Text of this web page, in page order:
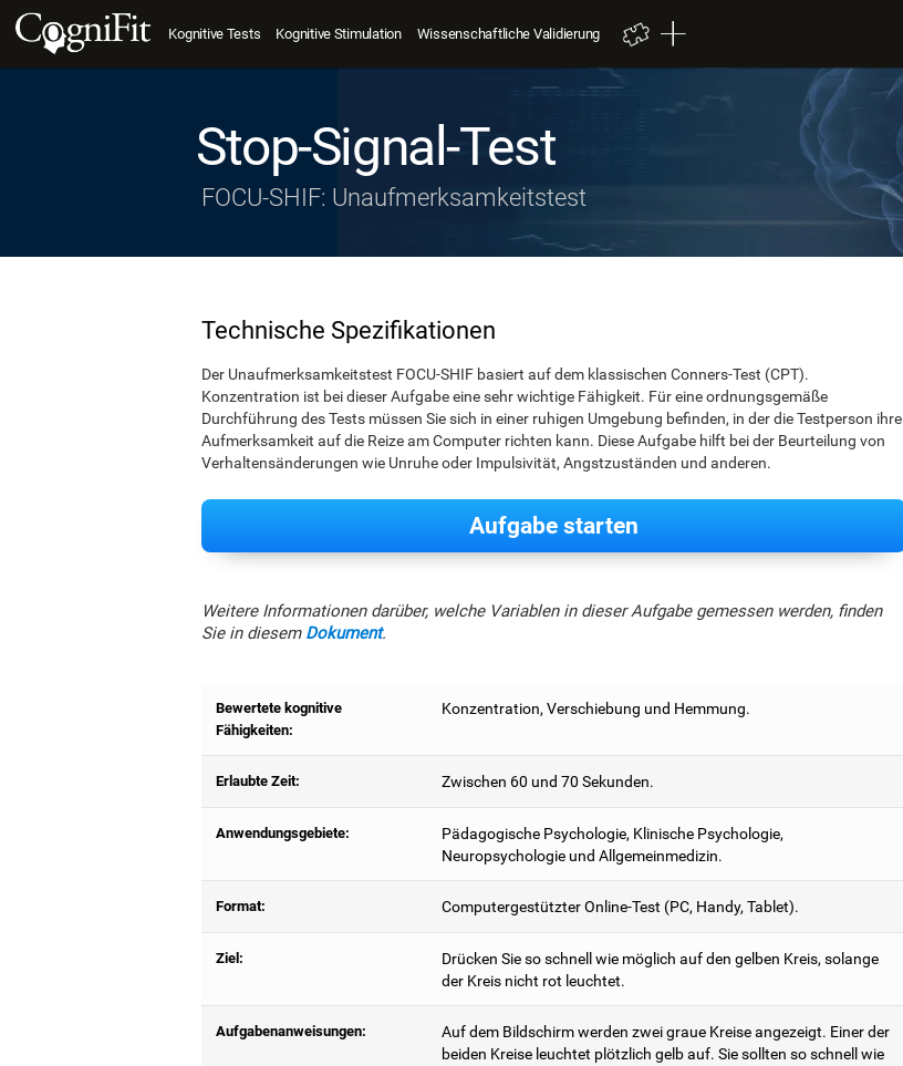
Kognitive Tests Kognitive Stimulation Wissenschaftliche Validierung
Stop-Signal-Test
FOCU-SHIF: Unaufmerksamkeitstest
Technische Spezifikationen
Der Unaufmerksamkeitstest FOCU-SHIF basiert auf dem klassischen Conners-Test (CPT).
Konzentration ist bei dieser Aufgabe eine sehr wichtige Fähigkeit. Für eine ordnungsgemäße
Durchführung des Tests müssen Sie sich in einer ruhigen Umgebung befinden, in der die Testperson ihre
Aufmerksamkeit auf die Reize am Computer richten kann. Diese Aufgabe hilft bei der Beurteilung von
Verhaltensänderungen wie Unruhe oder Impulsivität, Angstzuständen und anderen.
Aufgabe starten
Weitere Informationen darüber, welche Variablen in dieser Aufgabe gemessen werden, finden
Sie in diesem Dokument.
Bewertete kognitive
Fähigkeiten:
Konzentration, Verschiebung und Hemmung.
Erlaubte Zeit: Zwischen 60 und 70 Sekunden.
Anwendungsgebiete:
Pädagogische Psychologie, Klinische Psychologie,
Neuropsychologie und Allgemeinmedizin.
Format: Computergestützter Online-Test (PC, Handy, Tablet).
Ziel:
Drücken Sie so schnell wie möglich auf den gelben Kreis, solange
der Kreis nicht rot leuchtet.
Aufgabenanweisungen:
Auf dem Bildschirm werden zwei graue Kreise angezeigt. Einer der
beiden Kreise leuchtet plötzlich gelb auf. Sie sollten so schnell wie